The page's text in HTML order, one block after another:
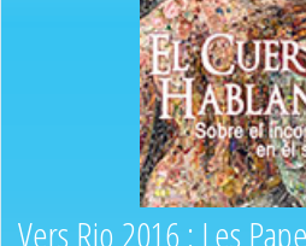
Vers Rio 2016 : Les